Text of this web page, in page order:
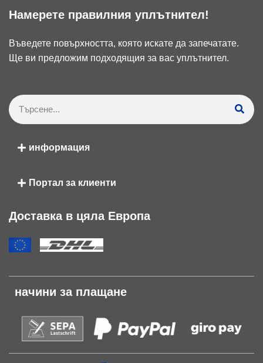
Намерете правилния уплътнител!
Въведете повърхността, която искате да запечатате.
Ще ви предложим подходящия за вас уплътнител.
информация
Портал за клиенти
Доставка в цяла Европа
начини за плащане